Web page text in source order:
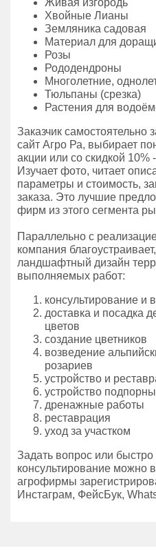
Живая изгородь
Хвойные Лианы
Земляника садовая
Материал для
Розы
Рододендроны
Многолетние,
Тюльпаны (срезка)
Растения для
Заказчик самостоятельно
сайт Агро Ра, выбирает
акции или со скидкой 10%
Изучает фото, читает
параметры и стоимость,
заказа. Это лучшие
фирм из этого сегмента
Параллельно с
компания
ландшафтный дизайн
выполняемых работ:
консультирование и
доставка и посадка
цветов
создание цветников
возведение
розариев
устройство и
устройство
дренажные работы
реставрация
уход за участком
Задать вопрос или быстро
консультирование можно
агрофирмы
Инстаграм, ФейсБук,